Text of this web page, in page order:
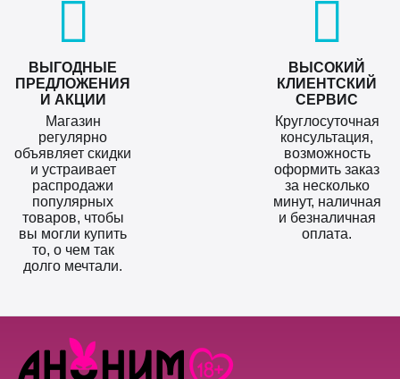
ВЫГОДНЫЕ
ПРЕДЛОЖЕНИЯ
И АКЦИИ
Магазин
регулярно
объявляет скидки
и устраивает
распродажи
популярных
товаров, чтобы
вы могли купить
то, о чем так
долго мечтали.
ВЫСОКИЙ
КЛИЕНТСКИЙ
СЕРВИС
Круглосуточная
консультация,
возможность
оформить заказ
за несколько
минут, наличная
и безналичная
оплата.